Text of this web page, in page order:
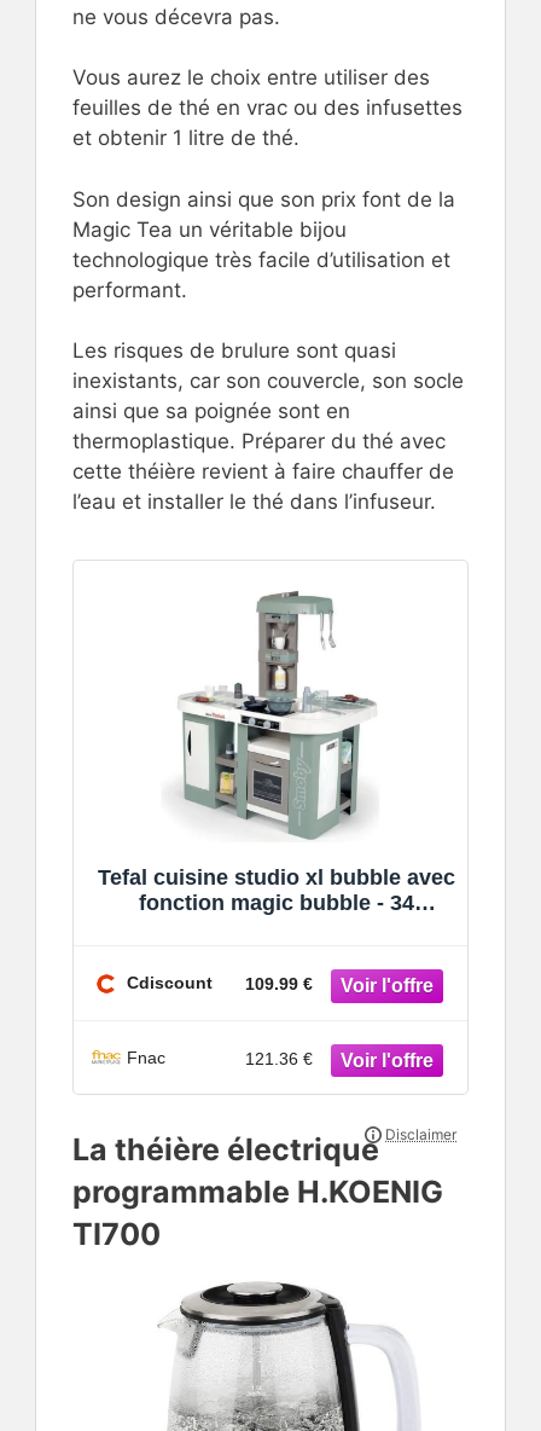
ne vous décevra pas.
Vous aurez le choix entre utiliser des
feuilles de thé en vrac ou des infusettes
et obtenir 1 litre de thé.
Son design ainsi que son prix font de la
Magic Tea un véritable bijou
technologique très facile d’utilisation et
performant.
Les risques de brulure sont quasi
inexistants, car son couvercle, son socle
ainsi que sa poignée sont en
thermoplastique. Préparer du thé avec
cette théière revient à faire chauffer de
l’eau et installer le thé dans l’infuseur.
Tefal cuisine studio xl bubble avec
fonction magic bubble - 34
Cdiscount 109.99 €
Fnac 121.36 €
La théière électrique
programmable H.KOENIG
TI700